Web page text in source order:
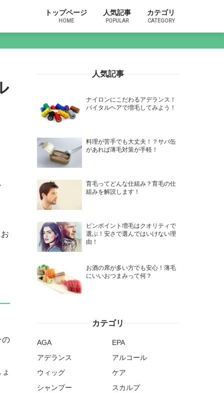
トップページ
HOME
人気記事
POPULAR
カテゴリ
CATEGORY
の
人気記事
ナイロンにこだわるアデランス！
バイタルヘアで増毛してみよう！
料理が苦手でも大丈夫！？サバ缶
があれば薄毛対策が手軽！
育毛ってどんな仕組み？育毛の仕
組みを解説します！
ピンポイント増毛はクオリティで
選ぶ！安さで選んではいけない理
由！
お酒の席が多い方でも安心！薄毛
にいいおつまみって何？
カテゴリ
AGA
EPA
アデランス
アルコール
ウィッグ
ケア
シャンプー
スカルプ